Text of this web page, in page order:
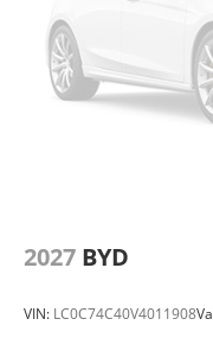
2027 BYD
VIN: LC0C74C40V4011908